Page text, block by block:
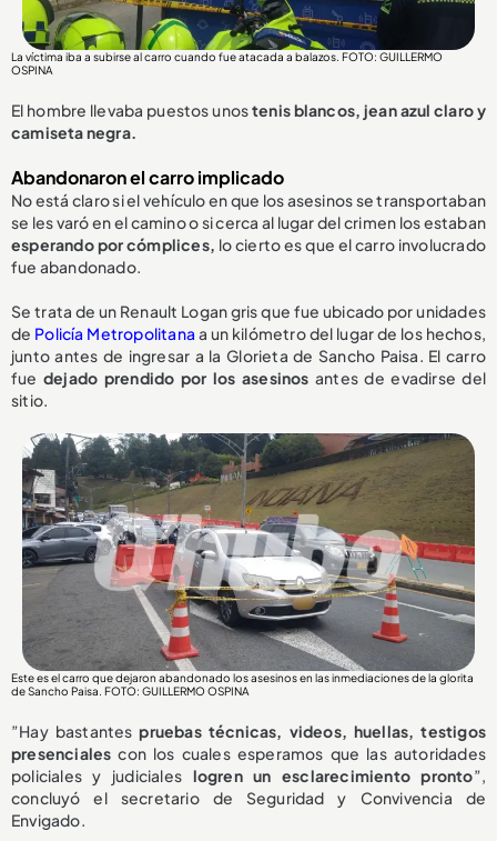
La víctima iba a subirse al carro cuando fue atacada a balazos. FOTO: GUILLERMO
OSPINA
El hombre llevaba puestos unostenis blancos, jean azul claro y
camiseta negra.
Abandonaron el carro implicado
No está claro si el vehículo en que los asesinos se transportaban
se les varó en el camino o si cerca al lugar del crimen los estaban
esperando por cómplices, lo cierto es que el carro involucrado
fue abandonado.
Se trata de un Renault Logan gris que fue ubicado por unidades
de Policía Metropolitana a un kilómetro del lugar de los hechos,
junto antes de ingresar a la Glorieta de Sancho Paisa. El carro
fuedejado prendido por los asesinos antes de evadirse del
sitio.
Este es el carro que dejaron abandonado los asesinos en las inmediaciones de la glorita
de Sancho Paisa. FOTO: GUILLERMO OSPINA
”Hay bastantespruebas técnicas, videos, huellas, testigos
presenciales con los cuales esperamos que las autoridades
policiales y judiciales logren un esclarecimiento pronto”,
concluyó el secretario de Seguridad y Convivencia de
Envigado.